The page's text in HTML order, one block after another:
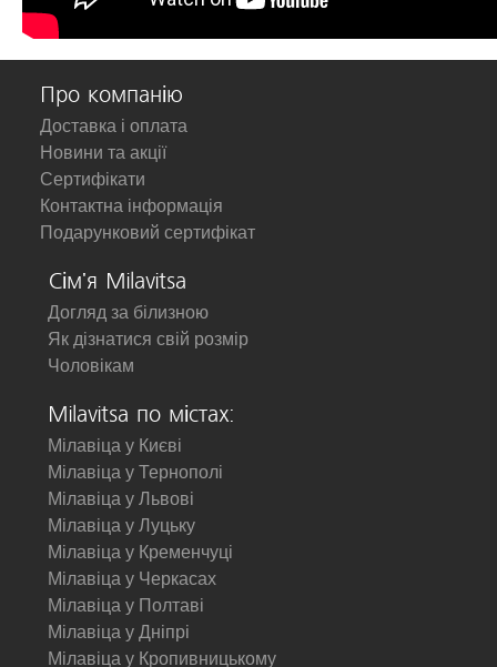
Про компанію
Доставка і оплата
Новини та акції
Сертифікати
Контактна інформація
Подарунковий сертифікат
Сім'я Milavitsa
Догляд за білизною
Як дізнатися свій розмір
Чоловікам
Milavitsa по містах:
Мілавіца у Києві
Мілавіца у Тернополі
Мілавіца у Львові
Мілавіца у Луцьку
Мілавіца у Кременчуці
Мілавіца у Черкасах
Мілавіца у Полтаві
Мілавіца у Дніпрі
Мілавіца у Кропивницькому